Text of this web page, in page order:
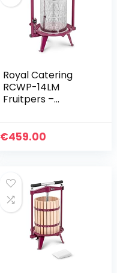
Royal Catering
RCWP-14LM
Fruitpers –
Fruitpers kopen –
€459.00